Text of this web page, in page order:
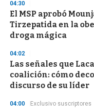
d
s
o
f
3
s
e
c
o
n
04:30
El MSP aprobó
Tirzepatida en la
droga mágica
04:02
Las señales que
coalición: cómo
discurso de su líder
04:00 Exclusivo suscriptores